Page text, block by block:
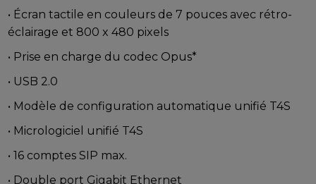
• Écran tactile en couleurs de 7 pouces avec rétro-
éclairage et 800 x 480 pixels
• Prise en charge du codec Opus*
• USB 2.0
• Modèle de configuration automatique unifié T4S
• Micrologiciel unifié T4S
• 16 comptes SIP max.
• Double port Gigabit Ethernet